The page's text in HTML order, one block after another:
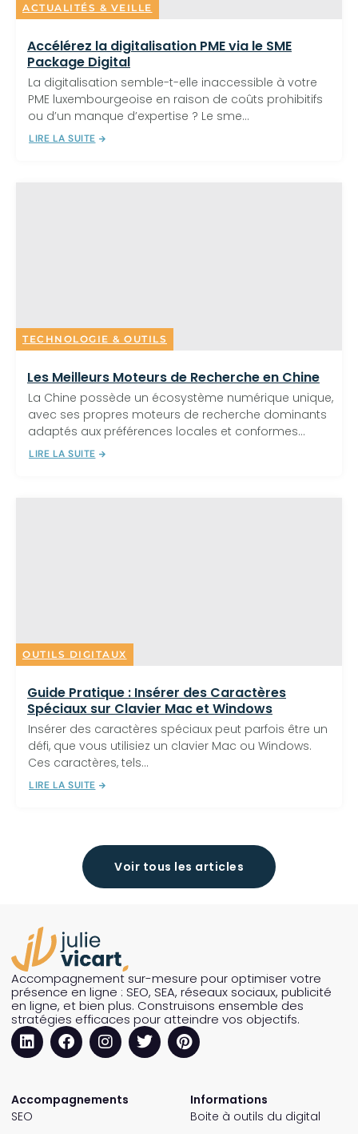
ACTUALITÉS & VEILLE
Accélérez la digitalisation PME via le SME
Package Digital
La digitalisation semble-t-elle inaccessible à votre
PME luxembourgeoise en raison de coûts prohibitifs
ou d’un manque d’expertise ? Le sme...
LIRE LA SUITE
TECHNOLOGIE & OUTILS
Les Meilleurs Moteurs de Recherche en Chine
La Chine possède un écosystème numérique unique,
avec ses propres moteurs de recherche dominants
adaptés aux préférences locales et conformes...
LIRE LA SUITE
OUTILS DIGITAUX
Guide Pratique : Insérer des Caractères
Spéciaux sur Clavier Mac et Windows
Insérer des caractères spéciaux peut parfois être un
défi, que vous utilisiez un clavier Mac ou Windows.
Ces caractères, tels...
LIRE LA SUITE
Voir tous les articles
Accompagnement sur-mesure pour optimiser votre
présence en ligne : SEO, SEA, réseaux sociaux, publicité
en ligne, et bien plus. Construisons ensemble des
stratégies efficaces pour atteindre vos objectifs.
Accompagnements
SEO
Informations
Boite à outils du digital